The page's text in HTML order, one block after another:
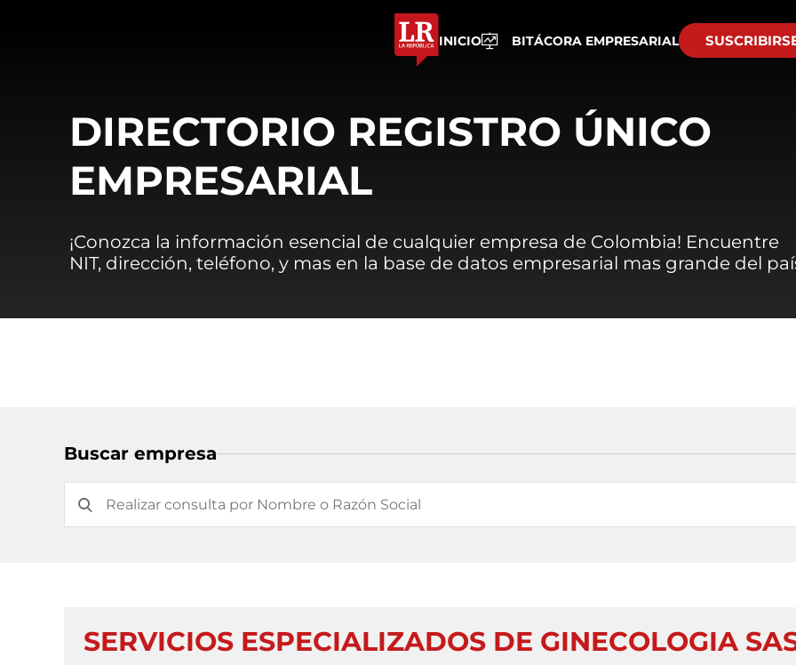
INICIO BITÁCORA EMPRESARIAL
DIRECTORIO REGISTRO ÚNICO
EMPRESARIAL
¡Conozca la información esencial de cualquier empresa de Colombia! Encuentre
NIT, dirección, teléfono, y mas en la base de datos empresarial mas grande del
Buscar empresa
SERVICIOS ESPECIALIZADOS DE GINECOLOGIA